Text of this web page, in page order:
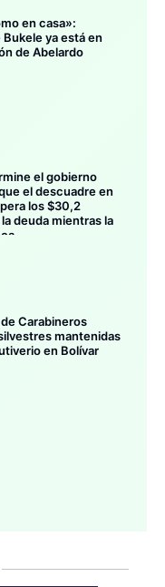
en casa»:
ya está en
de Abelardo
el gobierno
el descuadre en
los $30,2
deuda mientras la
Carabineros
mantenidas
en Bolívar